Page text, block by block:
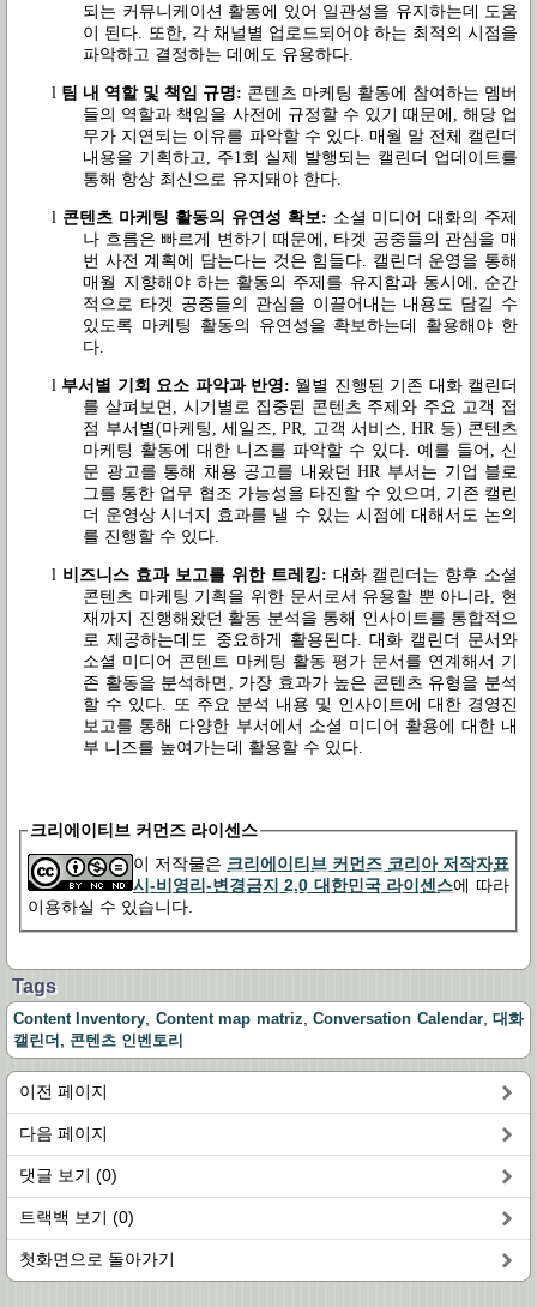
되는 커뮤니케이션 활동에 있어 일관성을 유지하는데 도움
이 된다
또한, 각 채널별 업로드되어야 하는 최적의 시점을
파악하고 결정하는 데에도 유용하다
l 팀 내 역할 및 책임 규명: 콘텐츠 마케팅 활동에 참여하는 멤버
들의 역할과 책임을 사전에 규정할 수 있기 때문에
해당 업
무가 지연되는 이유를 파악할 수 있다. 매월 말 전체 캘린더
내용을 기획하고
주1 회 실제 발행되는 캘린더 업데이트를
통해 항상 최신으로 유지돼야 한다
l 콘텐츠 마케팅 활동의 유연성 확보 : 소셜 미디어 대화의 주제
나 흐름은 빠르게 변하기 때문에
타겟 공중들의 관심을 매
번 사전 계획에 담는다는 것은 힘들다
캘린더 운영을 통해
매월 지향해야 하는 활동의 주제를 유지함과 동시에
순간
적으로 타겟 공중들의 관심을 이끌어내는 내용도 담길 수
있도록 마케팅 활동의 유연성을 확보하는데 활용해야 한
다
l 부서별 기회 요소 파악과 반영: 월별 진행된 기존 대화 캘린더
를 살펴보면
시기별로 집중된 콘텐츠 주제와 주요 고객 접
점 부서별(마케팅 ,세일즈 , PR, 고객 서비스 , HR 등) 콘텐츠
마케팅 활동에 대한 니즈를 파악할 수 있다
예를 들어
신
문 광고를 통해 채용 공고를 내왔던 HR 부서는 기업 블로
그를 통한 업무 협조 가능성을 타진할 수 있으며
기존 캘린
더 운영상 시너지 효과를 낼 수 있는 시점에 대해서도 논의
를 진행할 수 있다
l 비즈니스 효과 보고를 위한 트레킹: 대화 캘린더는 향후 소셜
콘텐츠 마케팅 기획을 위한 문서로서 유용할 뿐 아니라
현
재까지 진행해왔던 활동 분석을 통해 인사이트를 통합적으
로 제공하는데도 중요하게 활용된다. 대화 캘린더 문서와
소셜 미디어 콘텐트 마케팅 활동 평가 문서를 연계해서 기
존 활동을 분석하면
가장 효과가 높은 콘텐츠 유형을 분석
할 수 있다
또 주요 분석 내용 및 인사이트에 대한 경영진
보고를 통해 다양한 부서에서 소셜 미디어 활용에 대한 내
부 니즈를 높여가는데 활용할 수 있다
크리에이티브 커먼즈 라이센스
이 저작물은 크리에이티브 커먼즈 코리아 저작자표
시-비영리-변경금지 2.0 대한민국 라이센스에 따라
이용하실 수 있습니다.
Tags
Content Inventory Content map matriz ,Conversation Calendar,대화
캘린더
콘텐츠 인벤토리
이전 페이지
다음 페이지
댓글 보기 (0)
트랙백 보기 (0)
첫화면으로 돌아가기